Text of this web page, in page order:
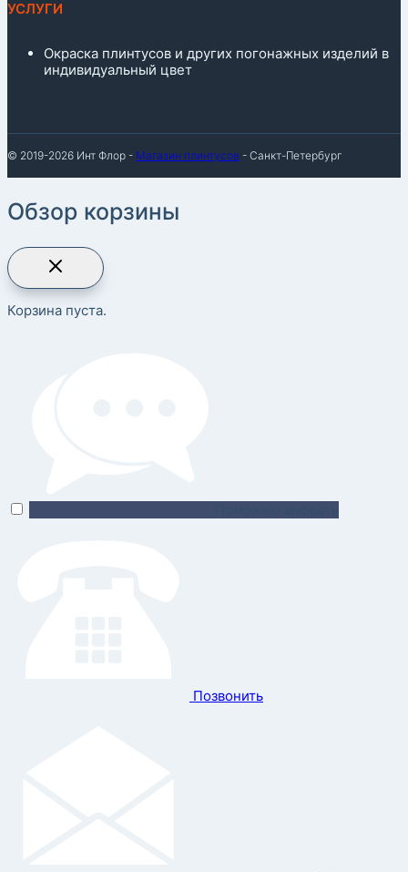
УСЛУГИ
Окраска плинтусов и других погонажных изделий в
индивидуальный цвет
© 2019-2026 Инт Флор - Магазин плинтусов - Санкт-Петербург
Обзор корзины
Корзина пуста.
Позвонить